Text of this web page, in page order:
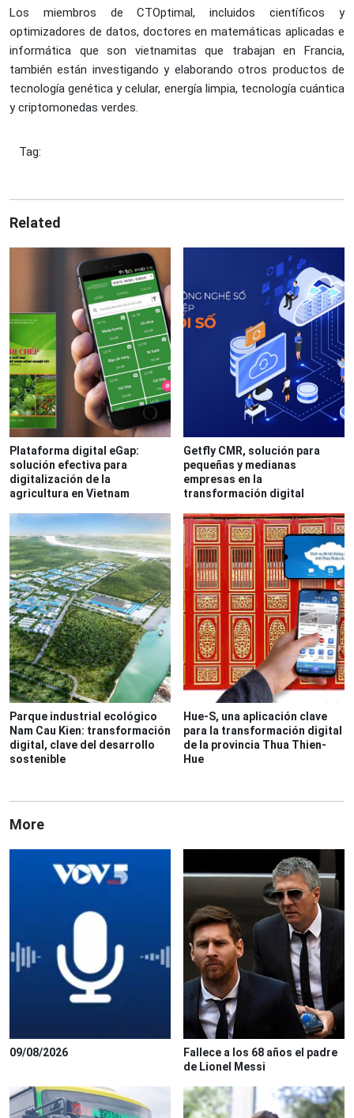
Los miembros de CTOptimal, incluidos científicos y
optimizadores de datos, doctores en matemáticas aplicadas e
informática que son vietnamitas que trabajan en Francia,
también están investigando y elaborando otros productos de
tecnología genética y celular, energía limpia, tecnología cuántica
y criptomonedas verdes.
Tag:
Related
Plataforma digital eGap:
solución efectiva para
digitalización de la
agricultura en Vietnam
Getfly CMR, solución para
pequeñas y medianas
empresas en la
transformación digital
Parque industrial ecológico
Nam Cau Kien: transformación
digital, clave del desarrollo
sostenible
Hue-S, una aplicación clave
para la transformación digital
de la provincia Thua Thien-
Hue
More
09/08/2026
Fallece a los 68 años el padre
de Lionel Messi